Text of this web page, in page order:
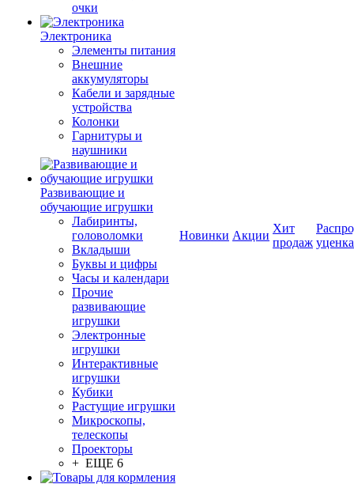
очки
Электроника
Элементы питания
Внешние
аккумуляторы
Кабели и зарядные
устройства
Колонки
Гарнитуры и
наушники
Развивающие и
обучающие игрушки
Лабиринты,
головоломки
Вкладыши
Буквы и цифры
Часы и календари
Прочие
развивающие
игрушки
Электронные
игрушки
Интерактивные
игрушки
Кубики
Растущие игрушки
Микроскопы,
телескопы
Проекторы
+ ЕЩЕ 6
Новинки Акции
Хит
продаж уценка